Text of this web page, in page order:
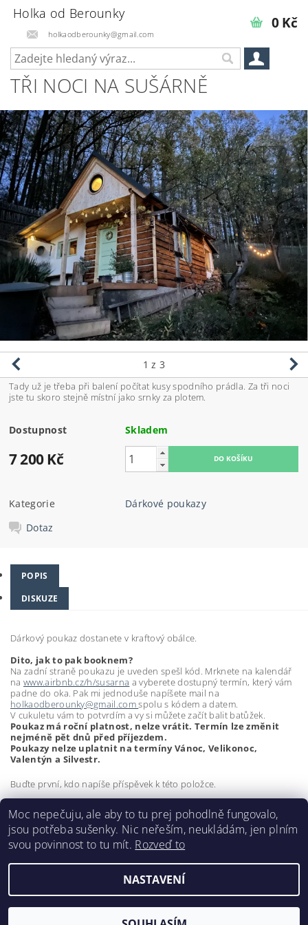
Holka od Berounky
holkaodberounky@gmail.com
0 Kč
TŘI NOCI NA SUŠÁRNĚ
1 z 3
Tady už je třeba při balení počítat kusy spodního prádla. Za tři noci
jste tu skoro stejně místní jako srnky za plotem.
Dostupnost Skladem
7 200 Kč
Kategorie
Dárkové poukazy
Dotaz
POPIS
DISKUZE
Dárkový poukaz dostanete v kraftový obálce.
Dito, jak to pak booknem?
Na zadní straně poukazu je uveden spešl kód. Mrknete na kalendář
na www.airbnb.cz/h/susarna a vyberete dostupný termín, který vám
padne do oka. Pak mi jednoduše napíšete mail na
holkaodberounky@gmail.comspolu s kódem a datem.
V cukuletu vám to potvrdím a vy si můžete začít balit batůžek.
Poukaz má roční platnost, nelze vrátit. Termín lze změnit
nejméně pět dnů před příjezdem.
Poukazy nelze uplatnit na termíny Vánoc, Velikonoc,
Valentýn a Silvestr.
Buďte první, kdo napíše příspěvek k této položce.
Přidat komentář
2026 ©Holka od Berounky, všechna práva vyhrazena
Vytvořil Shoptet
Moc nepečuju, ale aby to tu prej pohodlně fungovalo,
jsou potřeba sušenky. Nic neřeším, neukládám, jen plním
svou povinnost to tu mít. Rozveď to
NASTAVENÍ